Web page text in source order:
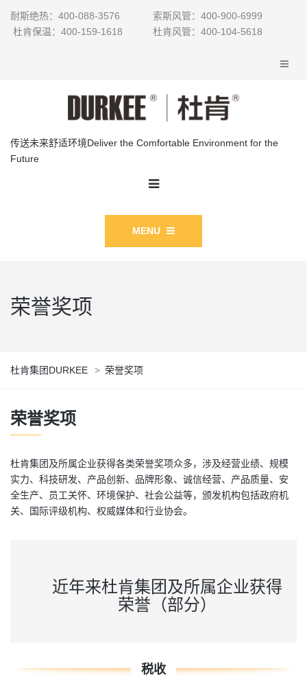
耐斯绝热：400-088-3576 索斯风管：400-900-6999
杜肯保温：400-159-1618 杜肯风管：400-104-5618
传送未来舒适环境Deliver the Comfortable Environment for the
Future
MENU
荣誉奖项
杜肯集团DURKEE > 荣誉奖项
荣誉奖项
杜肯集团及所属企业获得各类荣誉奖项众多，涉及经营业绩、规模
实力、科技研发、产品创新、品牌形象、诚信经营、产品质量、安
全生产、员工关怀、环境保护、社会公益等，颁发机构包括政府机
关、国际评级机构、权威媒体和行业协会。
近年来杜肯集团及所属企业获得
荣誉（部分）
税收